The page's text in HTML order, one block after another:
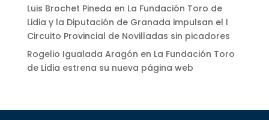
Luis Brochet Pineda en La Fundación Toro de
Lidia y la Diputación de Granada impulsan el I
Circuito Provincial de Novilladas sin picadores
Rogelio Igualada Aragón en La Fundación Toro
de Lidia estrena su nueva página web